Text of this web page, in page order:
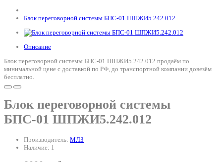
Блок переговорной системы БПС-01 ШПЖИ5.242.012
Описание
Блок переговорной системы БПС-01 ШПЖИ5.242.012 продаём по
минимальной цене с доставкой по РФ, до транспортной компании довезём
бесплатно.
Блок переговорной системы
БПС-01 ШПЖИ5.242.012
Производитель: МЛЗ
Наличие: 1